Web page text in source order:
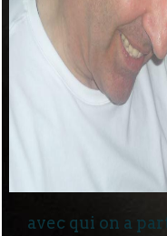
avec qui on a